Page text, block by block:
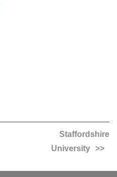
Staffordshire
University